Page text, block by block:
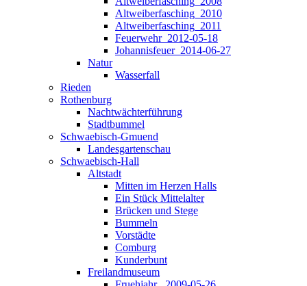
Altweiberfasching_2010
Altweiberfasching_2011
Feuerwehr_2012-05-18
Johannisfeuer_2014-06-27
Natur
Wasserfall
Rieden
Rothenburg
Nachtwächterführung
Stadtbummel
Schwaebisch-Gmuend
Landesgartenschau
Schwaebisch-Hall
Altstadt
Mitten im Herzen Halls
Ein Stück Mittelalter
Brücken und Stege
Bummeln
Vorstädte
Comburg
Kunderbunt
Freilandmuseum